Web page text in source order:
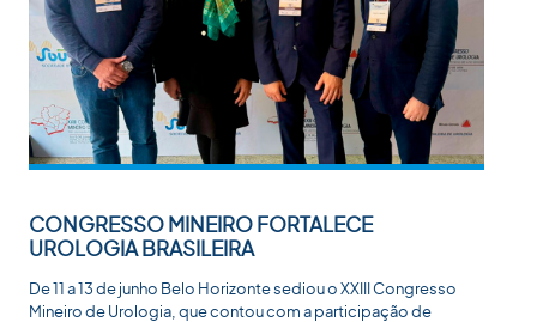
CONGRESSO MINEIRO FORTALECE
UROLOGIA BRASILEIRA
De 11 a 13 de junho Belo Horizonte sediou o XXIII Congresso
Mineiro de Urologia, que contou com a participação de